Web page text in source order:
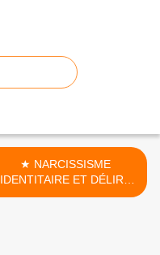
★ NARCISSISME
IDENTITAIRE ET DÉLIRE
RELIGIEUX >